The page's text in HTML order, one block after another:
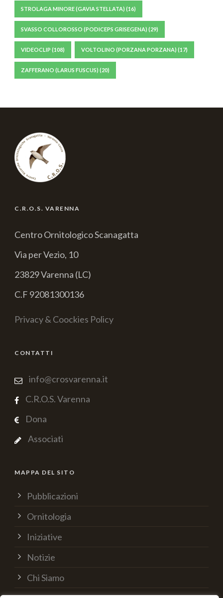
STROLAGA MINORE (GAVIA STELLATA) (16)
SVASSO COLLOROSSO (PODICEPS GRISEGENA) (29)
VIDEOCLIP (108) VOLTOLINO (PORZANA PORZANA) (17)
ZAFFERANO (LARUS FUSCUS) (20)
C.R.O.S. VARENNA
Centro Ornitologico Scanagatta
Via per Vezio, 10
23829 Varenna (LC)
C.F 92081300136
Privacy & Coockies Policy
CONTATTI
info@crosvarenna.it
C.R.O.S. Varenna
Dona
Associati
MAPPA DEL SITO
Pubblicazioni
Ornitologia
Iniziative
Notizie
Chi Siamo